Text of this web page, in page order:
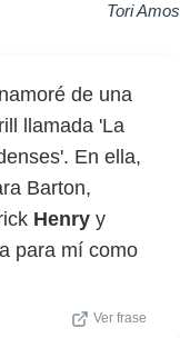
Tori Amos
de una
llamada 'La
En ella,
Barton,
Henry y
para mí como
Ver frase